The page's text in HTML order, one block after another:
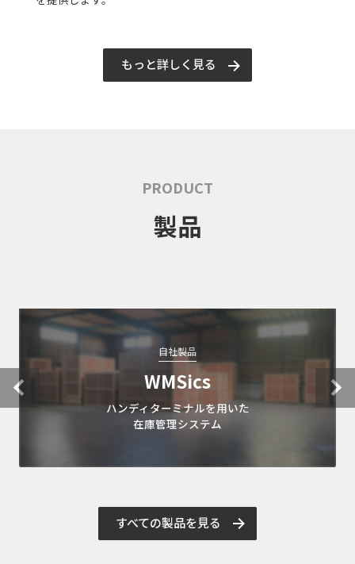
もっと詳しく見る
PRODUCT
製品
自社製品
WMSics
ハンディターミナルを用いた
在庫管理システム
すべての製品を見る